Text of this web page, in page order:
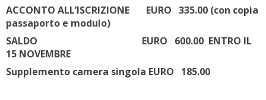
ACCONTO ALL’ISCRIZIONE EURO 335.00 (con copia
passaporto e modulo)
SALDO EURO 600.00 ENTRO IL
15 NOVEMBRE
Supplemento camera singola EURO 185.00